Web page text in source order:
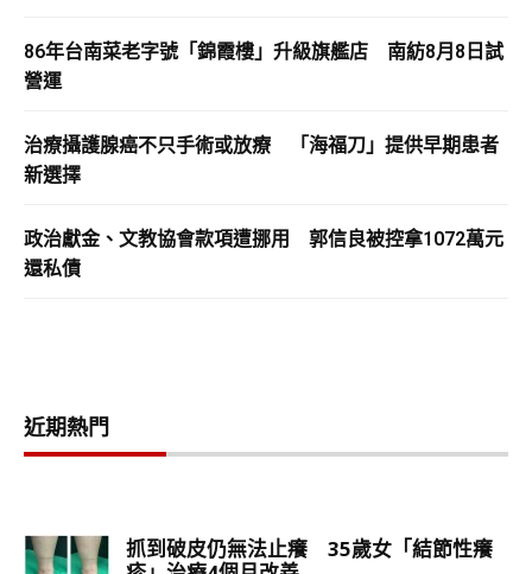
86年台南菜老字號「錦霞樓」升級旗艦店 南紡8月8日試
營運
治療攝護腺癌不只手術或放療 「海福刀」提供早期患者
新選擇
政治獻金、文教協會款項遭挪用 郭信良被控拿1072萬元
還私債
近期熱門